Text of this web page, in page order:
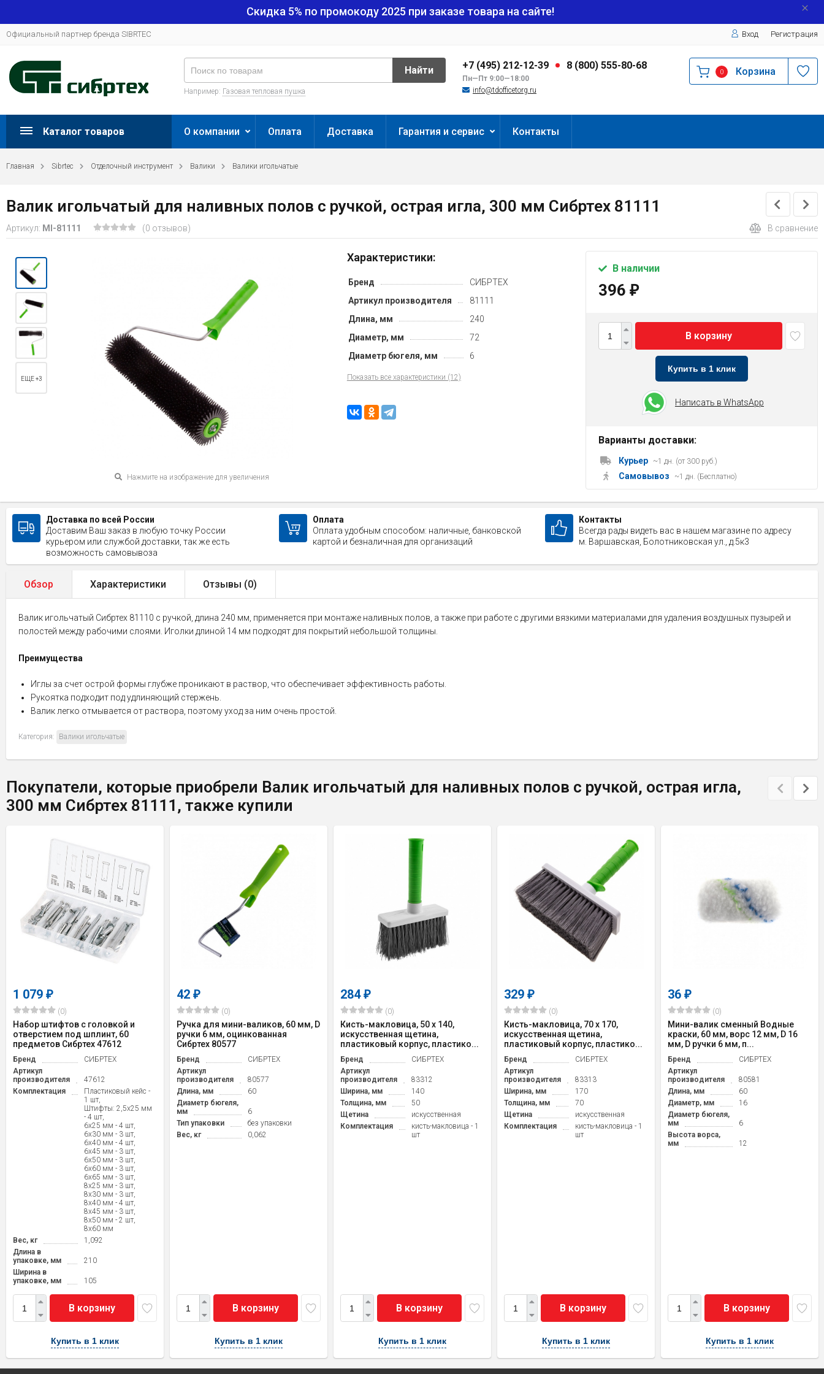
Скидка 5% по промокоду 2025 при заказе товара на сайте!
Официальный партнер бренда SIBRTEC Вход Регистрация
+7 (495) 212-12-39 8 (800) 555-80-68
Пн—Пт 9:00—18:00
info@tdofficetorg.ru
Найти
Например: Газовая тепловая пушка
0 Корзина
Каталог товаров О компании Оплата Доставка Гарантия и сервис Контакты
Главная Sibrtec Отделочный инструмент Валики Валики игольчатые
Валик игольчатый для наливных полов с ручкой, острая игла, 300 мм Сибртех 81111
Артикул: MI-81111 (0 отзывов) В сравнение
Нажмите на изображение для увеличения
ЕЩЕ +3
Характеристики:
Бренд
СИБРТЕХ
Артикул производителя
81111
Длина, мм
240
Диаметр, мм
72
Диаметр бюгеля, мм
6
Показать все характеристики (12)
В наличии
396 ₽
В корзину
Купить в 1 клик
Написать в WhatsApp
Варианты доставки:
Курьер ~1 дн. (от 300 руб.)
Самовывоз ~1 дн. (Бесплатно)
Доставка по всей России
Доставим Ваш заказ в любую точку России
курьером или службой доставки, так же есть
возможность самовывоза
Оплата
Оплата удобным способом: наличные, банковской
картой и безналичная для организаций
Контакты
Всегда рады видеть вас в нашем магазине по адресу
м. Варшавская, Болотниковская ул., д.5к3
Обзор Характеристики Отзывы (0)
Валик игольчатый Сибртех 81110 с ручкой, длина 240 мм, применяется при монтаже наливных полов, а также при работе с другими вязкими материалами для удаления воздушных пузырей и
полостей между рабочими слоями. Иголки длиной 14 мм подходят для покрытий небольшой толщины.
Преимущества
Иглы за счет острой формы глубже проникают в раствор, что обеспечивает эффективность работы.
Рукоятка подходит под удлиняющий стержень.
Валик легко отмывается от раствора, поэтому уход за ним очень простой.
Категория: Валики игольчатые
Покупатели, которые приобрели Валик игольчатый для наливных полов с ручкой, острая игла,
300 мм Сибртех 81111, также купили
1 079 ₽
(0)
Набор штифтов с головкой и
отверстием под шплинт, 60
предметов Сибртех 47612
Бренд
СИБРТЕХ
Артикул
производителя
47612
Комплектация
Пластиковый кейс -
1 шт,
Штифты: 2,5х25 мм
- 4 шт,
6х25 мм - 4 шт,
6х30 мм - 3 шт,
6х40 мм - 4 шт,
6х45 мм - 3 шт,
6х50 мм - 3 шт,
6х60 мм - 3 шт,
6х65 мм - 3 шт,
8х25 мм - 3 шт,
8х30 мм - 3 шт,
8х40 мм - 4 шт,
8х45 мм - 3 шт,
8х50 мм - 2 шт,
8х60 мм
Вес, кг
1,092
Длина в
упаковке, мм
210
Ширина в
упаковке, мм
105
В корзину
Купить в 1 клик
42 ₽
(0)
Ручка для мини-валиков, 60 мм, D
ручки 6 мм, оцинкованная
Сибртех 80577
Бренд
СИБРТЕХ
Артикул
производителя
80577
Длина, мм
60
Диаметр бюгеля,
мм
6
Тип упаковки
без упаковки
Вес, кг
0,062
В корзину
Купить в 1 клик
284 ₽
(0)
Кисть-макловица, 50 x 140,
искусственная щетина,
пластиковый корпус, пластико...
Бренд
СИБРТЕХ
Артикул
производителя
83312
Ширина, мм
140
Толщина, мм
50
Щетина
искусственная
Комплектация
кисть-макловица - 1
шт
В корзину
Купить в 1 клик
329 ₽
(0)
Кисть-макловица, 70 x 170,
искусственная щетина,
пластиковый корпус, пластико...
Бренд
СИБРТЕХ
Артикул
производителя
83313
Ширина, мм
170
Толщина, мм
70
Щетина
искусственная
Комплектация
кисть-макловица - 1
шт
В корзину
Купить в 1 клик
36 ₽
(0)
Мини-валик сменный Водные
краски, 60 мм, ворс 12 мм, D 16
мм, D ручки 6 мм, п...
Бренд
СИБРТЕХ
Артикул
производителя
80581
Длина, мм
60
Диаметр, мм
16
Диаметр бюгеля,
мм
6
Высота ворса,
мм
12
В корзину
Купить в 1 клик